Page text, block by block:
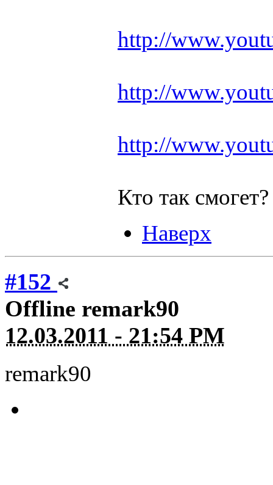
http://
http://
http://
Кто так смогет?
Наверх
#152
Offline remark90
12.03.2011 - 21:54 PM
remark90